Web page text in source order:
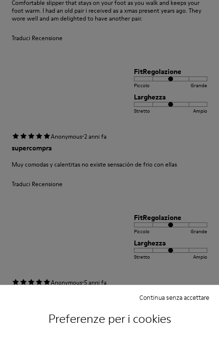
Preferenze per i cookies
Continua senza accettare
Comfortable slipper that stays on your foot as you walk and keeps your
foot warm. I had an old pair i received as a xmas present years ago. They
wore well and am delighted to have another pair.
Traduci Recensione
FitRegolazione
Piccolo Grande
Larghezza
Stretto Ampio
Anonymous·2 anni fa
supercompra
Muy comodas y calentitas no existe sensación de frio con ellas
Traduci Recensione
FitRegolazione
Piccolo Grande
Larghezza
Stretto Ampio
Anonymous·5 anni fa